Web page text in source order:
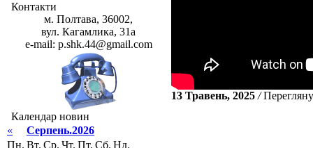
Контакти
м. Полтава, 36002,
вул. Кагамлика, 31а
e-mail: p.shk.44@gmail.com
Календар новин
«
Серпень.2026
Пн. Вт. Ср. Чт. Пт. Сб. Нд.
13 Травень, 2025 /